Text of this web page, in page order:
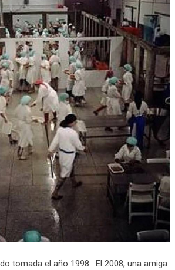
tomada el año 1998. El 2008, una amiga